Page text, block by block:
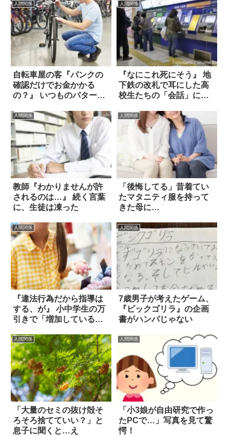
人間関係
自転車屋の客『パンクの
確認だけでお金かかる
の？』 いつものパターン
人間関係
『なにこれ死にそう』 地
下鉄の改札で耳にした高
校生たちの「会話」に、
人間関係
教師『わかりませんが許
されるのは…』 続く言葉
に、生徒は凍った
人間関係
「後悔してる」昔着てい
たマタニティ服を持って
きた母に…
人間関係
『違法行為だから指導は
する、が』 小中学生の万
引きで「増加している理
人間関係
7歳男子が考えたゲーム、
『ビックゴリラ』の企画
書がハンパじゃない
人間関係
「大量のセミの抜け殻そ
ろそろ捨てていい？」と
息子に聞くと…え
人間関係
「小3娘が自由研究で作っ
たPCで…」写真を見て驚
愕！